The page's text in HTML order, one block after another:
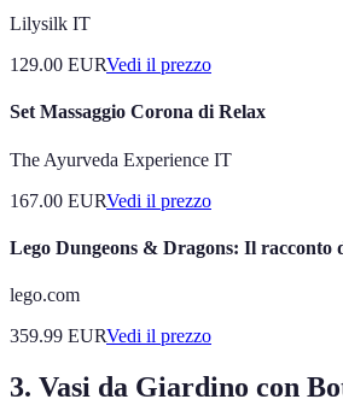
Lilysilk IT
129.00 EURVedi il prezzo
Set Massaggio Corona di Relax
The Ayurveda Experience IT
167.00 EURVedi il prezzo
Lego Dungeons & Dragons: Il racconto
lego.com
359.99 EURVedi il prezzo
3. Vasi da Giardino con